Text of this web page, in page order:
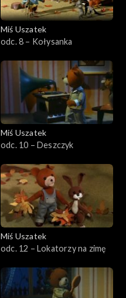
Miś Uszatek
odc. 8 – Kołysanka
Miś Uszatek
odc. 10 – Deszczyk
Miś Uszatek
odc. 12 – Lokatorzy na zimę